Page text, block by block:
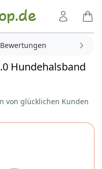
Hundehalsband
von glücklichen Kunden